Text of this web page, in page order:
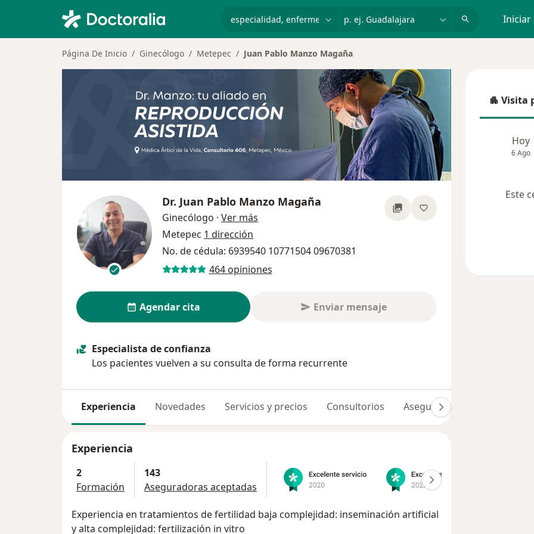
Iniciar
Página De Inicio Ginecólogo Metepec Juan Pablo Manzo Magaña
Dr. Juan Pablo Manzo Magaña
Ginecólogo · Ver más
Metepec 1 dirección
No. de cédula: 6939540 10771504 09670381
464 opiniones
Agendar cita Enviar mensaje
Especialista de confianza
Los pacientes vuelven a su consulta de forma recurrente
Experiencia Novedades Servicios y precios Consultorios Aseguradoras
Experiencia
2
Formación
143
Aseguradoras aceptadas
Experiencia en tratamientos de fertilidad baja complejidad: inseminación artificial
y alta complejidad: fertilización in vitro
Visita
Visita
Hoy
6 Ago
Este